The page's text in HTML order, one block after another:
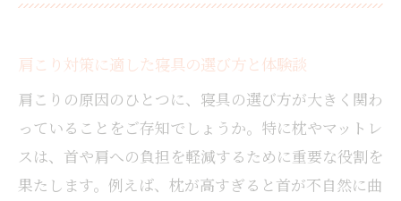
肩こり改善に最適な寝具のポイント
説
肩こりにおすすめの枕と敷布団の選び方の
秘訣
肩こりが楽になる寝具素材とサイズのポイ
ント
肩こり対策に適した寝具の選び方と体験談
肩こりの原因のひとつに、寝具の選び方が大きく関わ
っていることをご存知でしょうか。特に枕やマットレ
スは、首や肩への負担を軽減するために重要な役割を
果たします。例えば、枕が高すぎると首が不自然に曲